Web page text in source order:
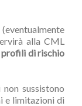
alla CML
di rischio
sussistono
e limitazioni di